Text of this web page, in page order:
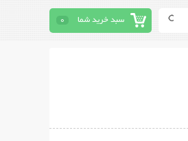
سبد خرید شما 0